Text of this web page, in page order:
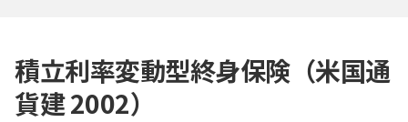
積立利率変動型終身保険（米国通
貨建 2002）